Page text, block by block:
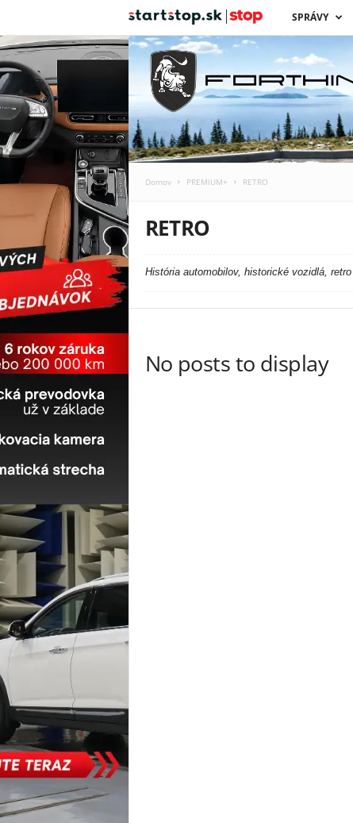
a
r
t
SPRÁVY
Domov PREMIUM+ RETRO
RETRO
História automobilov, historické vozidlá,
No posts to display